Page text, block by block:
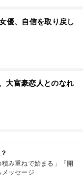
優、自信を取り戻し
大富豪恋人とのなれ
積み重ねで始まる」『開
ッセージ